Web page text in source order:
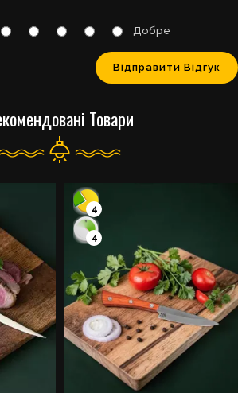
Добре
Відправити Відгук
Товари
4
4